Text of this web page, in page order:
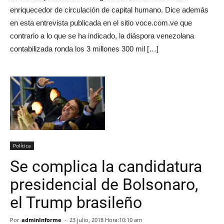
enriquecedor de circulación de capital humano. Dice además
en esta entrevista publicada en el sitio voce.com.ve que
contrario a lo que se ha indicado, la diáspora venezolana
contabilizada ronda los 3 millones 300 mil […]
Política
Se complica la candidatura
presidencial de Bolsonaro,
el Trump brasileño
Por adminInforme - 23 julio, 2018 Hora:10:10 am